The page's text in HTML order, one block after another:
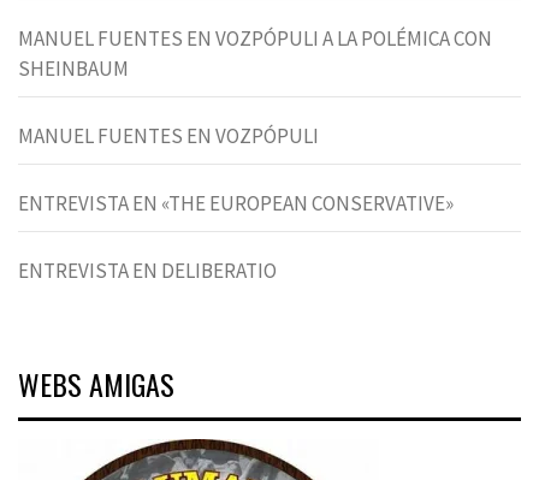
MANUEL FUENTES EN VOZPÓPULI A LA POLÉMICA CON
SHEINBAUM
MANUEL FUENTES EN VOZPÓPULI
ENTREVISTA EN «THE EUROPEAN CONSERVATIVE»
ENTREVISTA EN DELIBERATIO
WEBS AMIGAS